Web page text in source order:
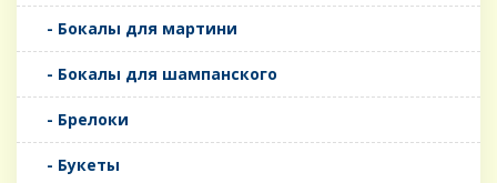
- Бокалы для мартини
- Бокалы для шампанского
- Брелоки
- Букеты